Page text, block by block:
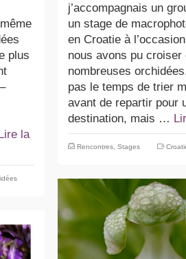
plus
Lire la
j’accompagnais un
un stage de
en Croatie à
nous avons pu croiser
nombreuses
pas le temps de trier
avant de repartir pour
destination, mais …
Rencontres,Stages